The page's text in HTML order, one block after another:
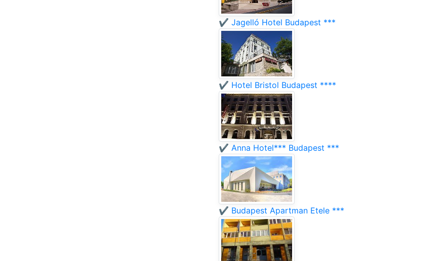
✔️ Jagelló Hotel Budapest ***
✔️ Hotel Bristol Budapest ****
✔️ Anna Hotel*** Budapest ***
✔️ Budapest Apartman Etele ***